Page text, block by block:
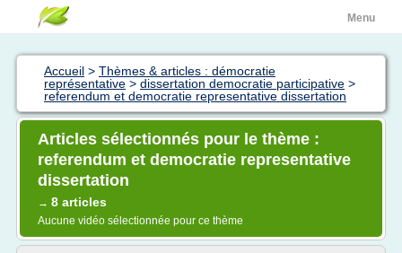
Menu
Accueil > Thèmes & articles : démocratie
représentative > dissertation democratie participative >
referendum et democratie representative dissertation
Articles sélectionnés pour le thème :
referendum et democratie representative
dissertation
→ 8 articles
Aucune vidéo sélectionnée pour ce thème